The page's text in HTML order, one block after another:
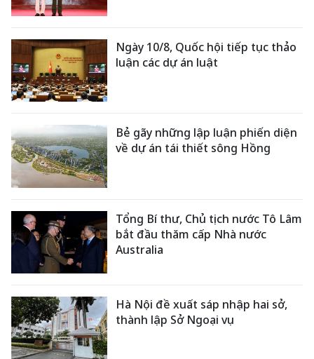
Ngày 10/8, Quốc hội tiếp tục thảo
luận các dự án luật
Bẻ gãy những lập luận phiến diện
về dự án tái thiết sông Hồng
Tổng Bí thư, Chủ tịch nước Tô Lâm
bắt đầu thăm cấp Nhà nước
Australia
Hà Nội đề xuất sáp nhập hai sở,
thành lập Sở Ngoại vụ